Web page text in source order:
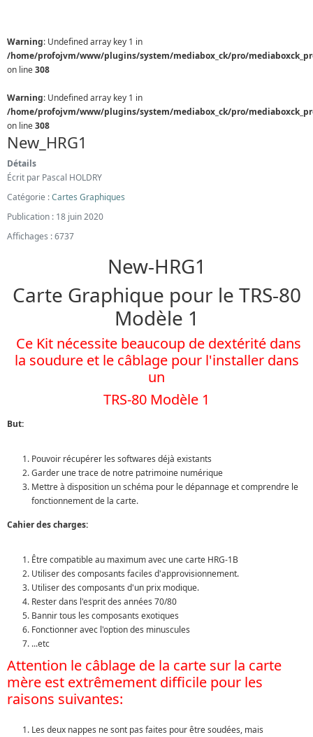
Warning: Undefined array key 1 in
/home/profojvm/www/plugins/system/mediabox_ck/pro/
on line308
Warning: Undefined array key 1 in
/home/profojvm/www/plugins/system/mediabox_ck/pro/
on line308
New_HRG1
Détails
Écrit par Pascal HOLDRY
Catégorie :Cartes Graphiques
Publication : 18 juin 2020
Affichages : 6737
New-HRG1
Carte Graphique pour le TRS-80
Modèle 1
Ce Kit nécessite beaucoup de dextérité dans
la soudure et le câblage pour l'installer dans
un
TRS-80 Modèle 1
But:
Pouvoir récupérer les softwares déjà existants
Garder une trace de notre patrimoine numérique
Mettre à disposition un schéma pour le dépannage et comprendre le
fonctionnement de la carte.
Cahier des charges:
Être compatible au maximum avec une carte HRG-1B
Utiliser des composants faciles d'approvisionnement.
Utiliser des composants d'un prix modique.
Rester dans l'esprit des années 70/80
Bannir tous les composants exotiques
Fonctionner avec l'option des minuscules
...etc
Attention le câblage de la carte sur la carte
mère est extrêmement difficile pour les
raisons suivantes:
Les deux nappes ne sont pas faites pour être soudées, mais